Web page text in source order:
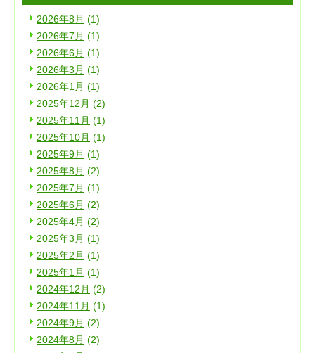
2026年8月 (1)
2026年7月 (1)
2026年6月 (1)
2026年3月 (1)
2026年1月 (1)
2025年12月 (2)
2025年11月 (1)
2025年10月 (1)
2025年9月 (1)
2025年8月 (2)
2025年7月 (1)
2025年6月 (2)
2025年4月 (2)
2025年3月 (1)
2025年2月 (1)
2025年1月 (1)
2024年12月 (2)
2024年11月 (1)
2024年9月 (2)
2024年8月 (2)